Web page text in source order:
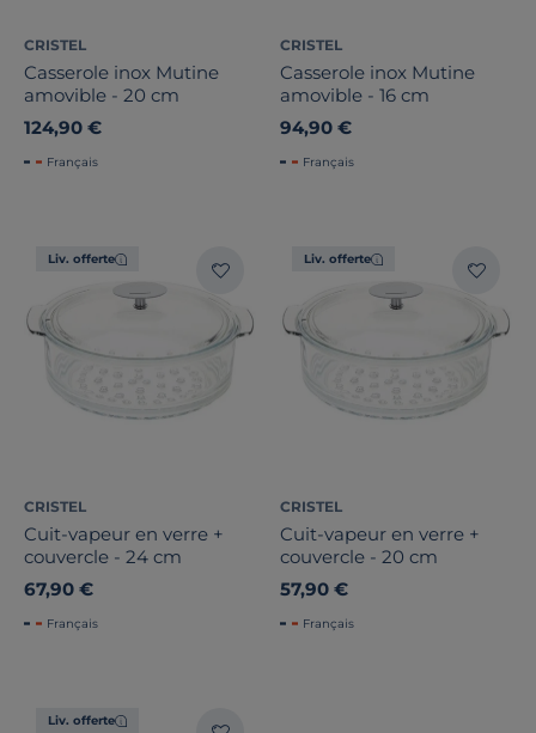
CRISTEL
Casserole inox Mutine
amovible - 20 cm
124,90 €
Français
CRISTEL
Casserole inox Mutine
amovible - 16 cm
94,90 €
Français
Liv. offerte
CRISTEL
Cuit-vapeur en verre +
couvercle - 24 cm
67,90 €
Français
Liv. offerte
CRISTEL
Cuit-vapeur en verre +
couvercle - 20 cm
57,90 €
Français
Liv. offerte